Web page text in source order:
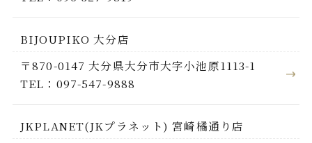
BIJOUPIKO 大分店
〒870-0147 大分県大分市大字小池原1113-1
TEL：097-547-9888
JKPLANET(JKプラネット) 宮崎橘通り店